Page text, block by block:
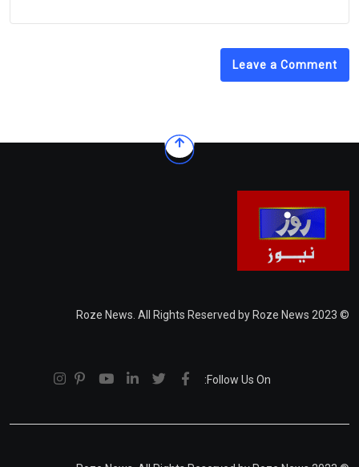
Leave a Comment
© 2023 Roze News. All Rights Reserved by Roze News
Follow Us On: